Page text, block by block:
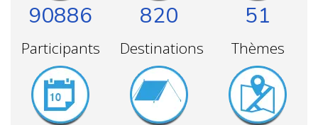
90886
Participants
820
Destinations
51
Thèmes